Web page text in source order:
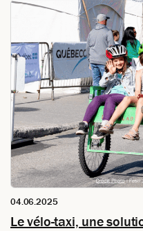
04.06.2025
Le vélo-taxi, une